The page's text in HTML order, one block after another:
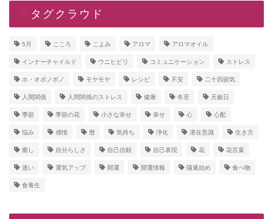
☆タグクラウド
5月 こころ こよみ アロマ アロマオイル
インナーチャイルド ウニヒピリ コミュニケーション ストレス
ホ・オポノポノ モヤモヤ レシピ 不安 二十四節気
人間関係 人間関係のストレス 健康 冬至 天赦日
季節 季節の花 小さな幸せ 幸せ 心 心配
悩み 感情 暦 気持ち 浄化 潜在意識 生き方
癒し 自分らしさ 自己信頼 自己表現 花 花言葉
迷い 運気アップ 開運 開運情報 陽遁始め 食べ物
食養生